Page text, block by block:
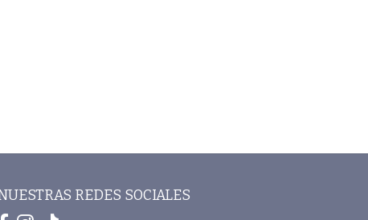
REDES SOCIALES